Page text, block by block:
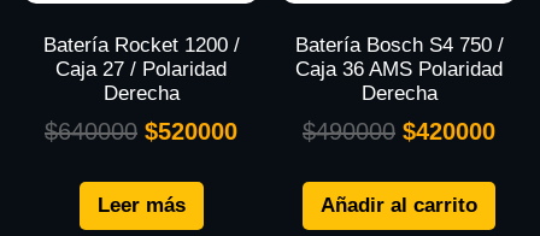
Batería Rocket 1200 /
Caja 27 / Polaridad
Derecha
$640000 $520000
Leer más
Batería Bosch S4 750 /
Caja 36 AMS Polaridad
Derecha
$490000 $420000
Añadir al carrito